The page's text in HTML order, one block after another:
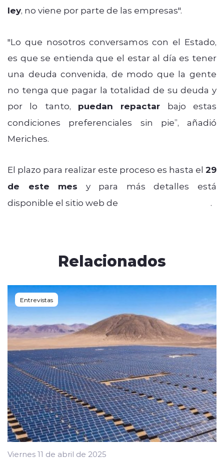
ley, no viene por parte de las empresas".
"Lo que nosotros conversamos con el Estado,
es que se entienda que el estar al día es tener
una deuda convenida, de modo que la gente
no tenga que pagar la totalidad de su deuda y
por lo tanto, puedan repactar bajo estas
condiciones preferenciales sin pie”, añadió
Meriches.
El plazo para realizar este proceso es hasta el 29
de este mes y para más detalles está
disponible el sitio web de
.
Relacionados
Entrevistas
Viernes 11 de abril de 2025